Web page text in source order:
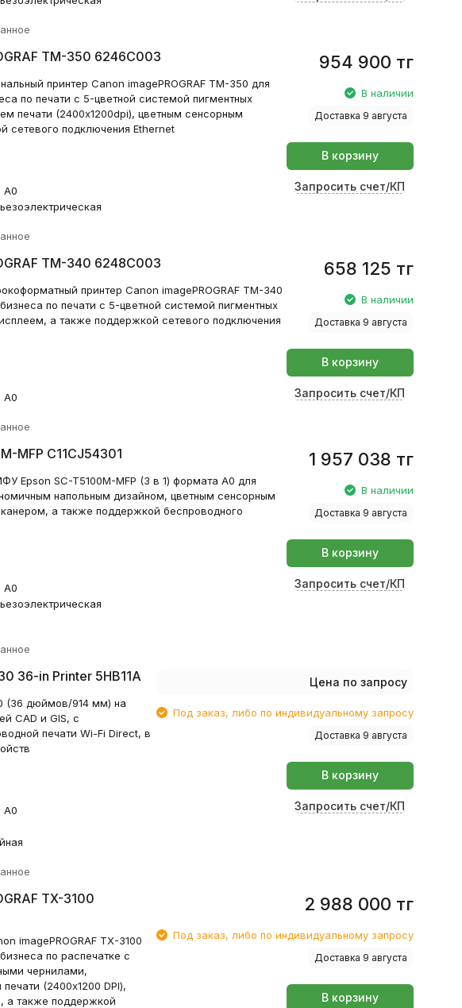
TM-350 6246C003
принтер Canon imagePROGRAF TM-350 для
по печати с 5-цветной системой пигментных
печати (2400x1200dpi), цветным сенсорным
сетевого подключения Ethernet
A0
954 900 тг
В наличии
Доставка 9 августа
В корзину
Запросить счет/КП
TM-340 6248C003
принтер Canon imagePROGRAF TM-340
по печати с 5-цветной системой пигментных
а также поддержкой сетевого подключения
A0
658 125 тг
В наличии
Доставка 9 августа
В корзину
Запросить счет/КП
MFP C11CJ54301
Epson SC-T5100M-MFP (3 в 1) формата А0 для
напольным дизайном, цветным сенсорным
а также поддержкой беспроводного
A0
1 957 038 тг
В наличии
Доставка 9 августа
В корзину
Запросить счет/КП
36-in Printer 5HB11A
(36 дюймов/914 мм) на
CAD и GIS, с
печати Wi-Fi Direct, в
A0
Цена по запросу
Под заказ, либо по индивидуальному запросу
Доставка 9 августа
В корзину
Запросить счет/КП
TX-3100
imagePROGRAF TX-3100
по распечатке с
чернилами,
(2400x1200 DPI),
а также поддержкой
2 988 000 тг
Под заказ, либо по индивидуальному запросу
Доставка 9 августа
В корзину